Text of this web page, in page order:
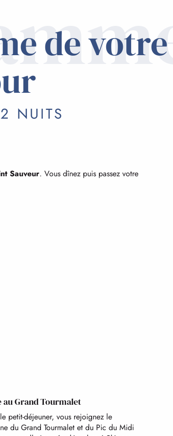
de votre
NUITS
Sauveur. Vous dînez puis passez votre
au Grand Tourmalet
petit-déjeuner, vous rejoignez le
du Grand Tourmalet et du Pic du Midi